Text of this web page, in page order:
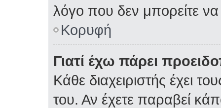
λόγο που δεν μπορείτε
Κορυφή
Γιατί έχω πάρει
Κάθε διαχειριστής έχει
του. Αν έχετε παραβεί